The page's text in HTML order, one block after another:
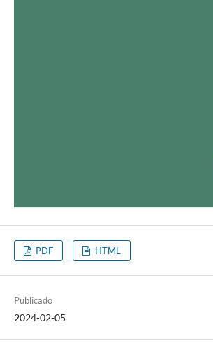
PDF HTML
Publicado
2024-02-05